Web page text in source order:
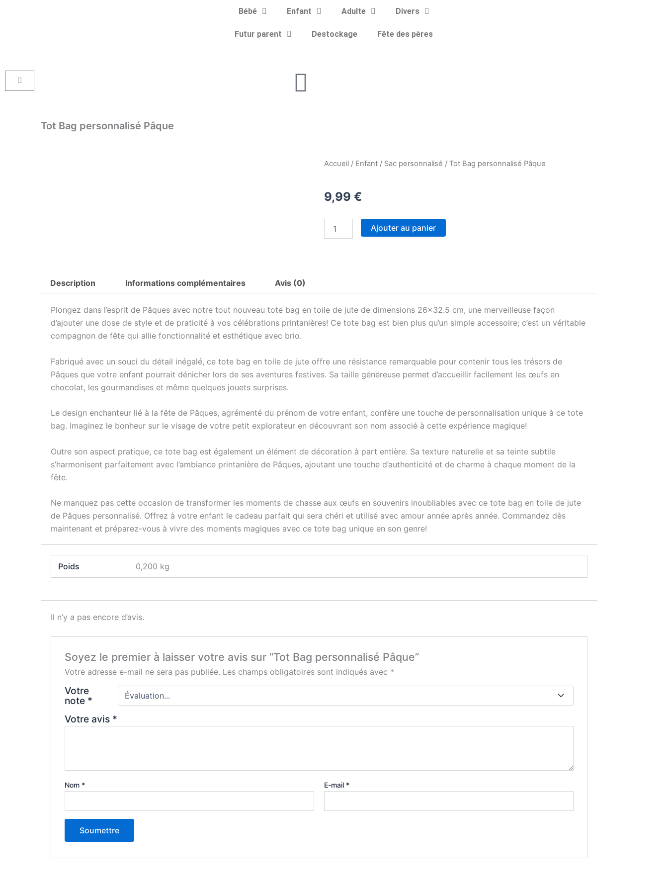
Bébé Enfant Adulte Divers
Futur parent Destockage Fête des pères
Panier
Tot Bag personnalisé Pâque
Accueil / Enfant / Sac personnalisé / Tot Bag personnalisé Pâque
9,99 €
Ajouter au panier
Description Informations complémentaires Avis (0)
Plongez dans l’esprit de Pâques avec notre tout nouveau tote bag en toile de jute de dimensions 26×32.5 cm, une merveilleuse façon
d’ajouter une dose de style et de praticité à vos célébrations printanières! Ce tote bag est bien plus qu’un simple accessoire; c’est un véritable
compagnon de fête qui allie fonctionnalité et esthétique avec brio.
Fabriqué avec un souci du détail inégalé, ce tote bag en toile de jute offre une résistance remarquable pour contenir tous les trésors de
Pâques que votre enfant pourrait dénicher lors de ses aventures festives. Sa taille généreuse permet d’accueillir facilement les œufs en
chocolat, les gourmandises et même quelques jouets surprises.
Le design enchanteur lié à la fête de Pâques, agrémenté du prénom de votre enfant, confère une touche de personnalisation unique à ce tote
bag. Imaginez le bonheur sur le visage de votre petit explorateur en découvrant son nom associé à cette expérience magique!
Outre son aspect pratique, ce tote bag est également un élément de décoration à part entière. Sa texture naturelle et sa teinte subtile
s’harmonisent parfaitement avec l’ambiance printanière de Pâques, ajoutant une touche d’authenticité et de charme à chaque moment de la
fête.
Ne manquez pas cette occasion de transformer les moments de chasse aux œufs en souvenirs inoubliables avec ce tote bag en toile de jute
de Pâques personnalisé. Offrez à votre enfant le cadeau parfait qui sera chéri et utilisé avec amour année après année. Commandez dès
maintenant et préparez-vous à vivre des moments magiques avec ce tote bag unique en son genre!
Poids 0,200 kg
Il n’y a pas encore d’avis.
Soyez le premier à laisser votre avis sur “Tot Bag personnalisé Pâque”
Votre adresse e-mail ne sera pas publiée. Les champs obligatoires sont indiqués avec *
Votre
note *
Votre avis *
Nom * E-mail *